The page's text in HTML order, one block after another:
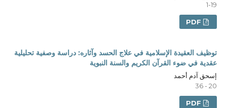
1-19
توظيف العقيدة الإسلامية في علاج الحسد وآثاره: دراسة وصفية تحليلية
عقدية في ضوء القرآن الكريم والسنة النبوية
إسحق آدم أحمد
20 - 36